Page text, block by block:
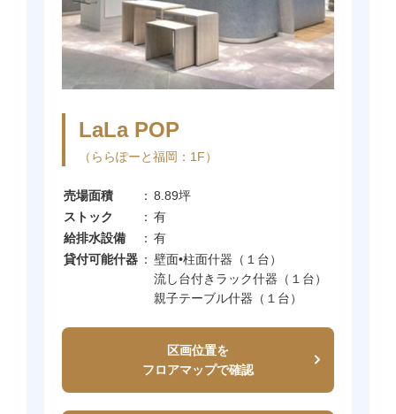
LaLa POP
（ららぽーと福岡：1F）
売場面積 ： 8.89坪
ストック
： 有
給排水設備
： 有
貸付可能什器 ： 壁面•柱面什器（１台）
流し台付きラック什器（１台）
親子テーブル什器（１台）
区画位置を
フロアマップで確認